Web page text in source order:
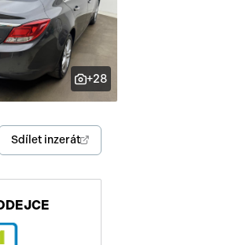
+28
Sdílet inzerát